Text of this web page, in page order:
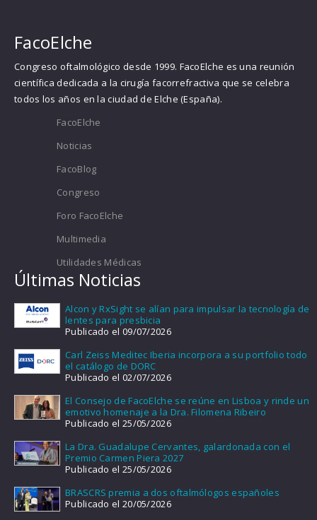
FacoElche
Congreso oftalmológico desde 1999. FacoElche es una reunión
científica dedicada a la cirugía facorrefractiva que se celebra
todos los años en la ciudad de Elche (España).
FacoElche
Noticias
FacoBlog
Congreso
Foro FacoElche
Multimedia
Utilidades Médicas
Últimas Noticias
Alcon y RxSight se alían para impulsar la tecnología de
lentes para presbicia
Publicado el 09/07/2026
Carl Zeiss Meditec Iberia incorpora a su portfolio todo
el catálogo de DORC
Publicado el 02/07/2026
El Consejo de FacoElche se reúne en Lisboa y rinde un
emotivo homenaje a la Dra. Filomena Ribeiro
Publicado el 25/05/2026
La Dra. Guadalupe Cervantes, galardonada con el
Premio Carmen Piera 2027
Publicado el 25/05/2026
BRASCRS premia a dos oftalmólogos españoles
Publicado el 20/05/2026